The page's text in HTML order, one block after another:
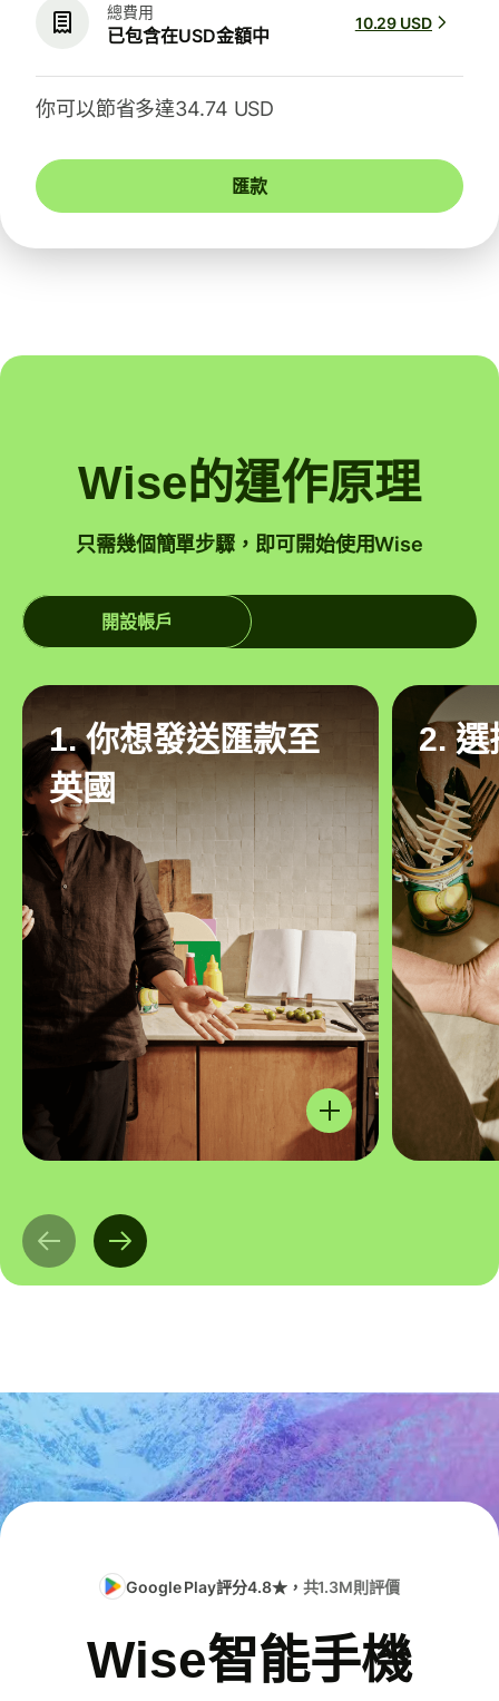
總費用
已包含在USD金額中
10.29 USD
你可以節省多達34.74 USD
匯款
Wise的運作原理
只需幾個簡單步驟，即可開始使用Wise
開設帳戶
1. 你想發送匯款至
英國
2. 選
Google Play評分4.8★， 共1.3M則評價
Wise智能手機